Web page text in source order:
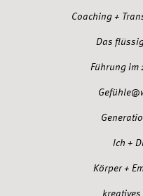
Coaching +
Das
Führung im
Ich +
Körper +
kreatives